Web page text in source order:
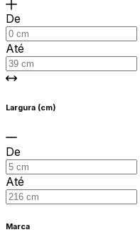
De
Até
Largura (cm)
De
Até
Marca